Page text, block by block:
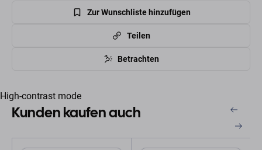
Zur Wunschliste hinzufügen
Teilen
Betrachten
High-contrast mode
Kunden kaufen auch